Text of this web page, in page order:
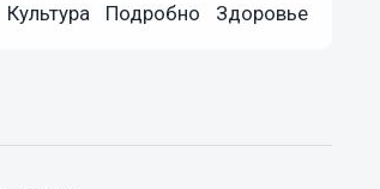
Культура Подробно Здоровье